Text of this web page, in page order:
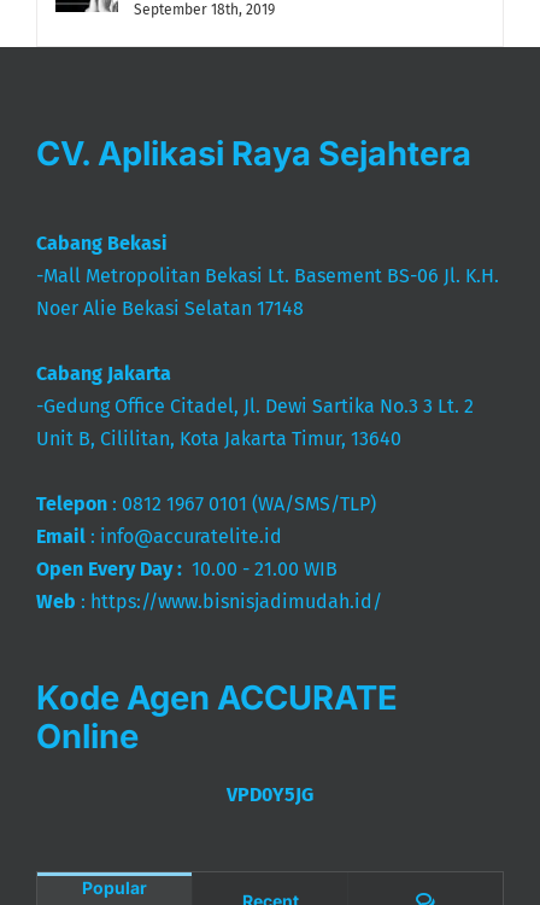
September 18th, 2019
CV. Aplikasi Raya Sejahtera
Cabang Bekasi
-Mall Metropolitan Bekasi Lt. Basement BS-06 Jl. K.H.
Noer Alie Bekasi Selatan 17148
Cabang Jakarta
-Gedung Office Citadel, Jl. Dewi Sartika No.3 3 Lt. 2
Unit B, Cililitan, Kota Jakarta Timur, 13640
Telepon : 0812 1967 0101 (WA/SMS/TLP)
Email : info@accuratelite.id
Open Every Day : 10.00 - 21.00 WIB
Web : https://www.bisnisjadimudah.id/
Kode Agen ACCURATE
Online
VPD0Y5JG
Popular
Recent Comments